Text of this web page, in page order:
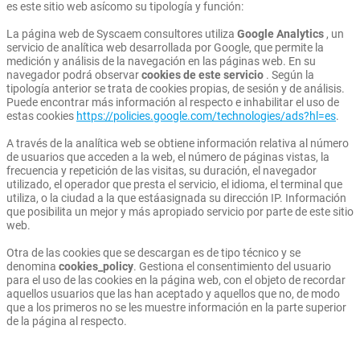
es este sitio web asícomo su tipología y función:
La página web de Syscaem consultores utiliza Google Analytics , un
servicio de analítica web desarrollada por Google, que permite la
medición y análisis de la navegación en las páginas web. En su
navegador podrá observarcookies de este servicio . Según la
tipología anterior se trata de cookies propias, de sesión y de análisis.
Puede encontrar más información al respecto e inhabilitar el uso de
estas cookies https://policies.google.com/technologies/ads?hl=es.
A través de la analítica web se obtiene información relativa al número
de usuarios que acceden a la web, el número de páginas vistas, la
frecuencia y repetición de las visitas, su duración, el navegador
utilizado, el operador que presta el servicio, el idioma, el terminal que
utiliza, o la ciudad a la que estáasignada su dirección IP. Información
que posibilita un mejor y más apropiado servicio por parte de este sitio
web.
Otra de las cookies que se descargan es de tipo técnico y se
denomina cookies_policy. Gestiona el consentimiento del usuario
para el uso de las cookies en la página web, con el objeto de recordar
aquellos usuarios que las han aceptado y aquellos que no, de modo
que a los primeros no se les muestre información en la parte superior
de la página al respecto.